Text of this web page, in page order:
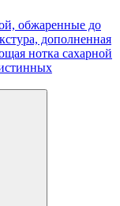
обжаренные до
дополненная
нотка сахарной